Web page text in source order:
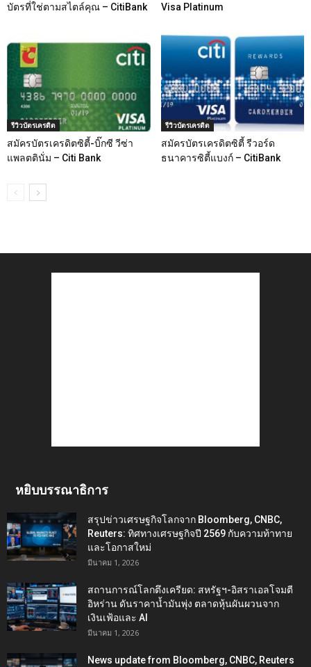
บัตรที่ใช่ตามสไตล์คุณ – CitiBank
Visa Platinum
รีวิวบัตรเครดิต
สมัครบัตรเครดิตซิตี้-บิ๊กซี วีซ่า
แพลตตินั่ม – Citi Bank
รีวิวบัตรเครดิต
สมัครบัตรเครดิตซิตี้ รีวอร์ด
ธนาคารซิตี้แบงก์ – CitiBank
หยิบบรรณาธิการ
สรุปข่าวเศรษฐกิจโลกจาก Bloomberg, CNBC,
Reuters: ทิศทางเศรษฐกิจปี 2569 กับความท้าทาย
และโอกาสใหม่
มีนาคม 1, 2026
สถานการณ์โลกตึงเครียด: สหรัฐฯ-อิสราเอลโจมตี
อิหร่าน ดันราคาน้ำมันพุ่ง ตลาดหุ้นผันผวนจาก
เงินเฟ้อและ AI
มีนาคม 1, 2026
News update from Bloomberg, CNBC, Reuters